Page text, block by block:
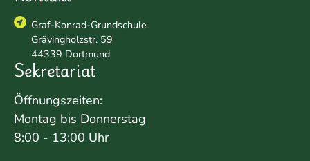
Graf-Konrad-Grundschule
Grävingholzstr. 59
44339 Dortmund
Sekretariat
Öffnungszeiten:
Montag bis Donnerstag
8:00 - 13:00 Uhr